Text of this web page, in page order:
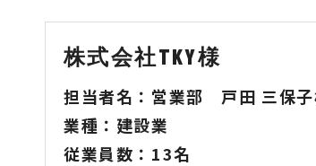
株式会社TKY様
担当者名：営業部 戸田 三保
業種：建設業
従業員数：13名